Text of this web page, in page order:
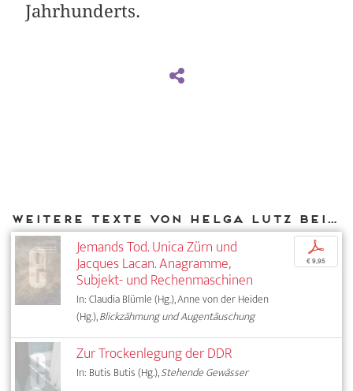
Jahrhunderts.
Weitere Texte von Helga Lutz bei DIAPHANES
Jemands Tod. Unica Zürn und
Jacques Lacan. Anagramme,
Subjekt- und Rechenmaschinen
In: Claudia Blümle (Hg.), Anne von der Heiden
(Hg.),Blickzähmung und Augentäuschung
p
€ 9,95
Zur Trockenlegung der DDR
In: Butis Butis (Hg.),Stehende Gewässer